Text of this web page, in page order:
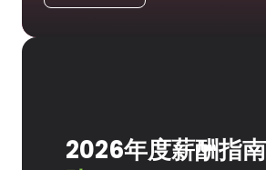
2026年度薪酬指南